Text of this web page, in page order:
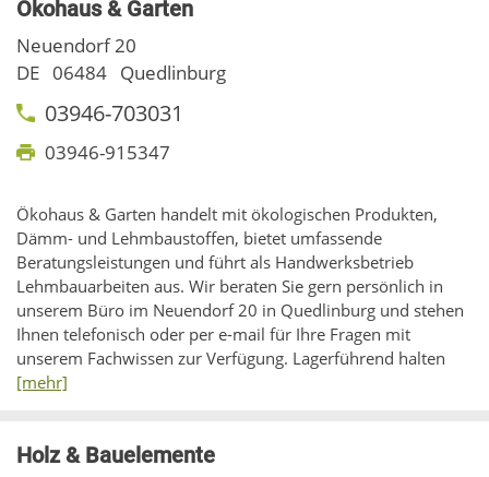
Ökohaus & Garten
Neuendorf 20
DE 06484 Quedlinburg
03946-703031
03946-915347
Ökohaus & Garten handelt mit ökologischen Produkten,
Dämm- und Lehmbaustoffen, bietet umfassende
Beratungsleistungen und führt als Handwerksbetrieb
Lehmbauarbeiten aus. Wir beraten Sie gern persönlich in
unserem Büro im Neuendorf 20 in Quedlinburg und stehen
Ihnen telefonisch oder per e-mail für Ihre Fragen mit
unserem Fachwissen zur Verfügung. Lagerführend halten
[mehr]
Holz & Bauelemente